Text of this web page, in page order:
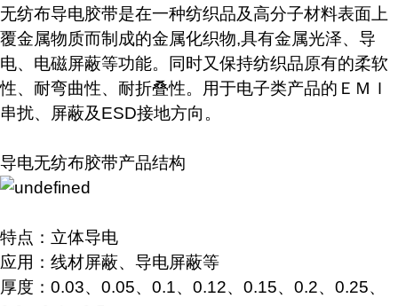
无纺布导电胶带是在一种纺织品及高分子材料表面上
覆金属物质而制成的金属化织物,具有金属光泽、导
电、电磁屏蔽等功能。同时又保持纺织品原有的柔软
性、耐弯曲性、耐折叠性。用于电子类产品的ＥＭＩ
串扰、屏蔽及ESD接地方向。
导电无纺布胶带产品结构
特点：立体导电
应用：线材屏蔽、导电屏蔽等
厚度： 0.03、0.05、0.1、0.12、0.15、0.2、0.25、